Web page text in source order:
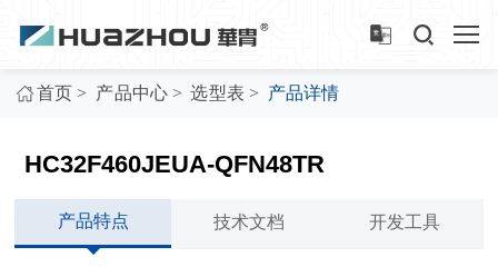
首页 > 产品中心 > 选型表 > 产品详情
HC32F460JEUA-QFN48TR
产品特点 技术文档 开发工具